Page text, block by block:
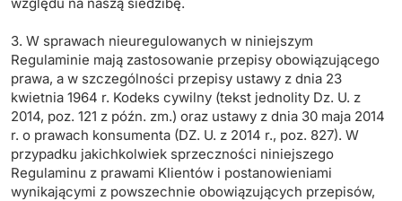
3. W sprawach nieuregulowanych w niniejszym
Regulaminie mają zastosowanie przepisy obowiązującego
prawa, a w szczególności przepisy ustawy z dnia 23
kwietnia 1964 r. Kodeks cywilny (tekst jednolity Dz. U. z
2014, poz. 121 z późn. zm.) oraz ustawy z dnia 30 maja 2014
r. o prawach konsumenta (DZ. U. z 2014 r., poz. 827). W
przypadku jakichkolwiek sprzeczności niniejszego
Regulaminu z prawami Klientów i postanowieniami
wynikającymi z powszechnie obowiązujących przepisów,